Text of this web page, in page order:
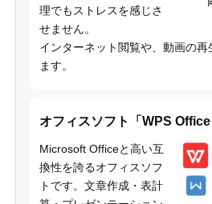
理でもストレスを感じさ
せません。
インターネット閲覧や、動画の
ます。
オフィスソフト「WPS Office
Microsoft Officeと高い互
換性を誇るオフィスソフ
トです。文章作成・表計